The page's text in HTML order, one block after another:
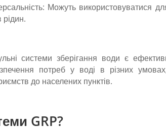
Можуть використовуватися
рідин.
системи зберігання води є
потреб у воді в різних
до населених пунктів.
GRP?